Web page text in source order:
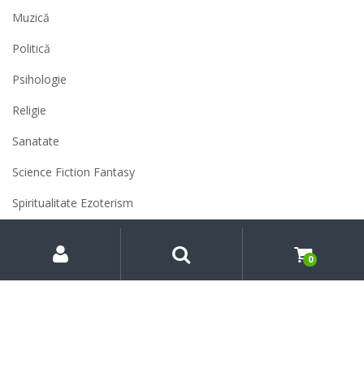
Muzică
Politică
Psihologie
Religie
Sanatate
Science Fiction Fantasy
Spiritualitate Ezoterism
Account
0